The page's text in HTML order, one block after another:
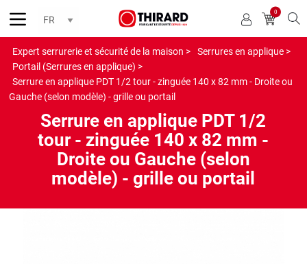
0
Expert serrurerie et sécurité de la maison >
Serrures en applique >
Portail (Serrures en applique) >
Serrure en applique PDT 1/2 tour - zinguée 140 x 82 mm - Droite ou
Gauche (selon modèle) - grille ou portail
Serrure en applique PDT 1/2
tour - zinguée 140 x 82 mm -
Droite ou Gauche (selon
modèle) - grille ou portail